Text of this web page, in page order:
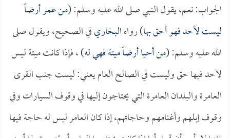
الجواب: نعم، يقول النبي صلى الله عليه وسلم: (من عمر أرضاً
ليست لأحد فهو أحق بها) رواهالبخاريفي الصحيح، ويقول صلى
الله عليه وسلم: (من أحيا أرضاً ميتة فهي له) ، فإذا كانت ميتة ليس
لأحد فيها حق وليست في الصالح العام يعني: ليست جنب القرى
العامرة والبلدان العامرة التي يحتاجون إليها في وقوف السيارات وفي
وقوف إبلهم وأغنامهم وحاجاتهم، إذا كان العامر ليس له حاجة فيها